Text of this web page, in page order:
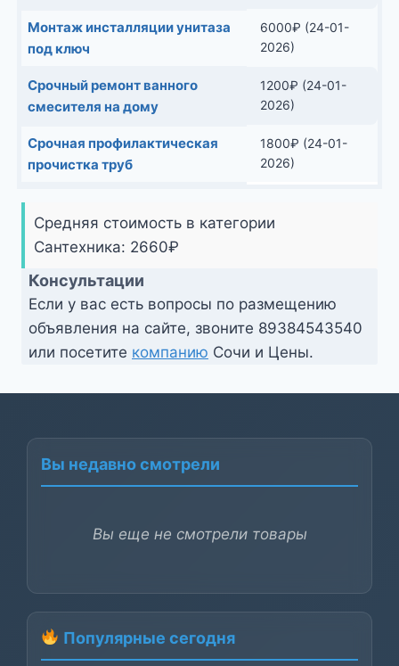
Монтаж инсталляции унитаза
под ключ
6000₽ (24-01-
2026)
Срочный ремонт ванного
смесителя на дому
1200₽ (24-01-
2026)
Срочная профилактическая
прочистка труб
1800₽ (24-01-
2026)
Средняя стоимость в категории
Сантехника: 2660₽
Консультации
Если у вас есть вопросы по размещению
объявления на сайте, звоните 89384543540
или посетите компанию Сочи и Цены.
Вы недавно смотрели
Вы еще не смотрели товары
Популярные сегодня